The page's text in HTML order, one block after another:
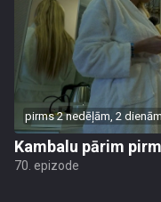
pirms 2 nedēļām, 2 dienām
Kambalu pārim
70. epizode